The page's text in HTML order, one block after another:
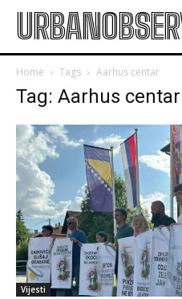
Home Tags Aarhus centar
Tag: Aarhus centar
Vijesti